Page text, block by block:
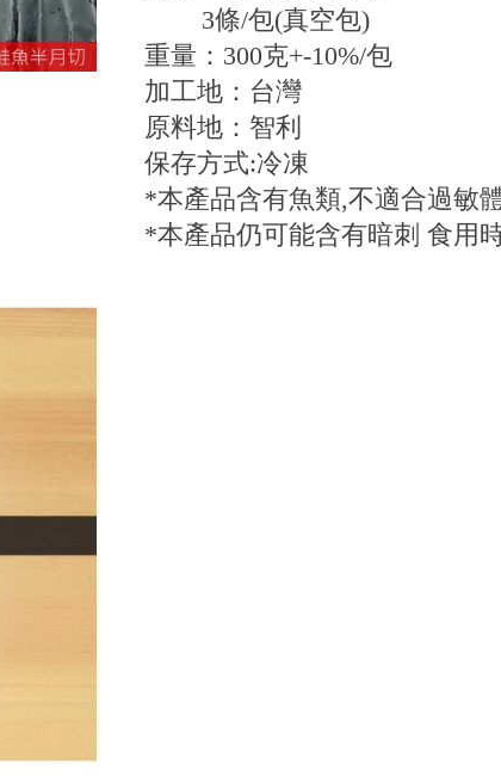
3條/包(真空包)
重量：300克+-10%/包
加工地：台灣
原料地：智利
保存方式:冷凍
*本產品含有魚類,不適合過敏
*本產品仍可能含有暗刺 食用